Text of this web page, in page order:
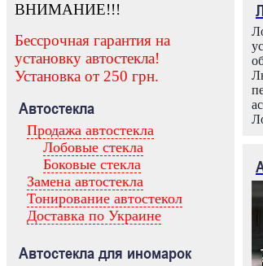
ВНИМАНИЕ!!!
Бессрочная гарантия на
установку автостекла!
Установка от 250 грн.
Автостекла
Продажа автостекла
Лобовые стекла
Боковые стекла
Замена автостекла
Тонирование автостекол
Доставка по Украине
Автостекла для иномарок